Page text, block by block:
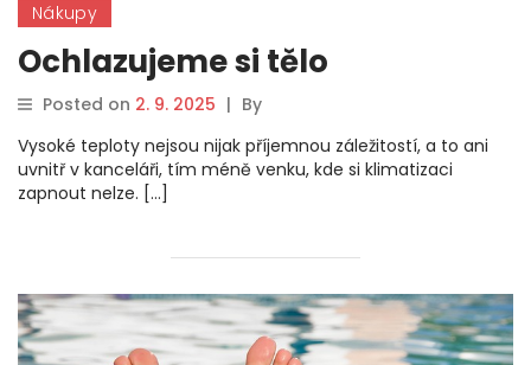
Nákupy
Ochlazujeme si tělo
Posted on 2. 9. 2025 | By
Vysoké teploty nejsou nijak příjemnou záležitostí, a to ani
uvnitř v kanceláři, tím méně venku, kde si klimatizaci
zapnout nelze. […]